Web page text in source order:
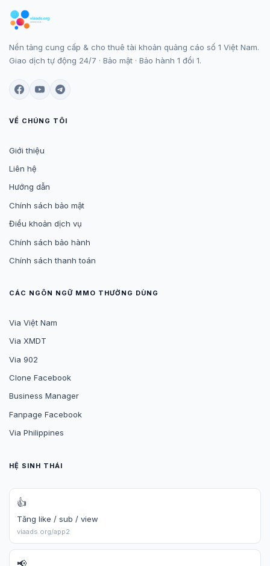
Nền tảng cung cấp & cho thuê tài khoản quảng cáo số 1 Việt Nam.
Giao dịch tự động 24/7 · Bảo mật · Bảo hành 1 đổi 1.
VỀ CHÚNG TÔI
Giới thiệu
Liên hệ
Hướng dẫn
Chính sách bảo mật
Điều khoản dịch vụ
Chính sách bảo hành
Chính sách thanh toán
CÁC NGÔN NGỮ MMO THƯỜNG DÙNG
Via Việt Nam
Via XMDT
Via 902
Clone Facebook
Business Manager
Fanpage Facebook
Via Philippines
HỆ SINH THÁI
👍
Tăng like / sub / view
viaads.org/app2
📢